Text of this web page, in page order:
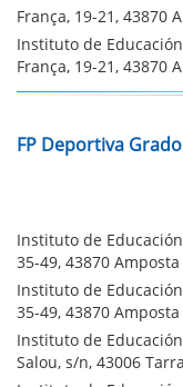
França, 19-21, 43870
Instituto de
França, 19-21, 43870
FP Deportiva
Instituto de
35-49, 43870 Amposta
Instituto de
35-49, 43870 Amposta
Instituto de
Salou, s/n, 43006